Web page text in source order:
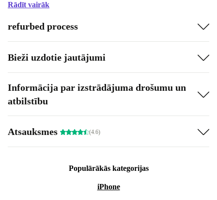
Rādīt vairāk
refurbed process
Bieži uzdotie jautājumi
Informācija par izstrādājuma drošumu un
atbilstību
Atsauksmes (4.6)
Populārākās kategorijas
iPhone